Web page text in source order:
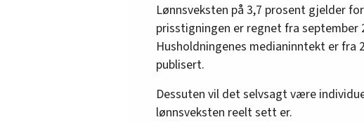
Lønnsveksten på 3,7 prosent gjelder
prisstigningen er regnet fra september
Husholdningenes medianinntekt er fra
publisert.
Dessuten vil det selvsagt være
lønnsveksten reelt sett er.